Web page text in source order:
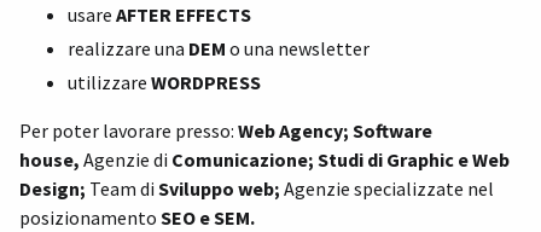
usare AFTER EFFECTS
realizzare una DEM o una newsletter
utilizzare WORDPRESS
Per poter lavorare presso: Web Agency; Software
house, Agenzie di Comunicazione; Studi di Graphic e Web
Design; Team di Sviluppo web; Agenzie specializzate nel
posizionamento SEO e SEM.